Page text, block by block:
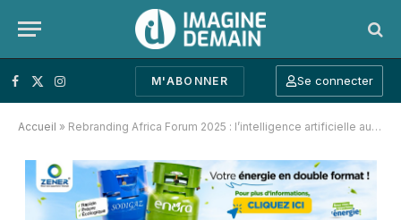
Facebook
X (Twitter)
Instagram
M'ABONNER Se connecter
Accueil » Rebranding Africa Forum 2025 : l’intelligence artificielle au cœur des débats